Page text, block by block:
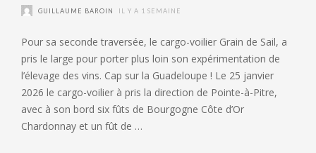
GUILLAUME BAROIN IL Y A 1 SEMAINE
Pour sa seconde traversée, le cargo-voilier Grain de Sail, a
pris le large pour porter plus loin son expérimentation de
l’élevage des vins. Cap sur la Guadeloupe ! Le 25 janvier
2026 le cargo-voilier à pris la direction de Pointe-à-Pitre,
avec à son bord six fûts de Bourgogne Côte d’Or
Chardonnay et un fût de …